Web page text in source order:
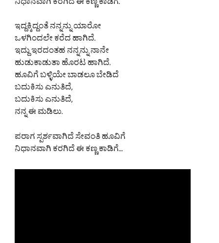
ಇದ್ದಕ್ಕಿದ್ದಂತೆ ನನ್ನನ್ನು ಯಾರೋ
ಒಳಗಿಂದಲೇ ಕರೆದ ಹಾಗಿದೆ.
ಇದ್ದು ಇರದಂತಹ ನನ್ನನ್ನು ನಾನೇ
ಹುಡುಕಾಡುತಾ ಹೊರಟ ಹಾಗಿದೆ.
ಹೂವಿಗೆ ಬಳ್ಳಿಯೇ ಬಾಡಲೂ ಬೇಡಿದೆ
ಬದುಕಿಸು ಎನುತಿದೆ,
ಬದುಕಿಸು ಎನುತಿದೆ,
ನನ್ನ ಈ ಮಡಿಲು.
ಪರಾಗ ಸ್ಪರ್ಶವಾಗಿದೆ ಸೇವಂತಿ ಹೂವಿಗೆ
ನಿಧಾನವಾಗಿ ಕರಗಿದೆ ಈ ಕಣ್ಣ ಕಾಡಿಗೆ…